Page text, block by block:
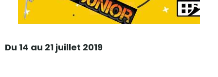
Du 14 au 21 juillet 2019